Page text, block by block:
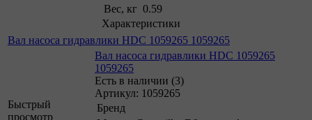
Вес, кг 0.59
Характеристики
Вал насоса гидравлики HDC 1059265 1059265
Быстрый
просмотр
Вал насоса гидравлики HDC 1059265
1059265
Есть в наличии (3)
Артикул: 1059265
Бренд